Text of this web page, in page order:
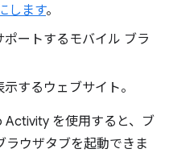
します。
ートするモバイル ブラ
するウェブサイト。
を使用すると、ブ
ラウザタブを起動できま